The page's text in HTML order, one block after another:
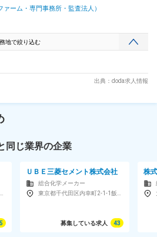
資系投資銀行やコンサルファーム、事業会
構成されるスペシャリスト集団です。また
す。 ・挑戦機会：入社初期から重要な
る環境です。当事者意識を持ち、主体的
ーム・専門事務所・監査法人）
地で絞り込む
出典：doda求人情報
同じ業界の企業
ＵＢＥ三菱セメント株式会社
総合化学メーカー
募集している求人 43
株